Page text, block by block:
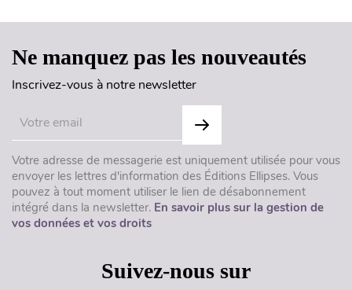
Ne manquez pas les nouveautés
Inscrivez-vous à notre newsletter
Votre adresse de messagerie est uniquement utilisée pour vous
envoyer les lettres d'information des Éditions Ellipses. Vous
pouvez à tout moment utiliser le lien de désabonnement
intégré dans la newsletter. En savoir plus sur la gestion de
vos données et vos droits
Suivez-nous sur